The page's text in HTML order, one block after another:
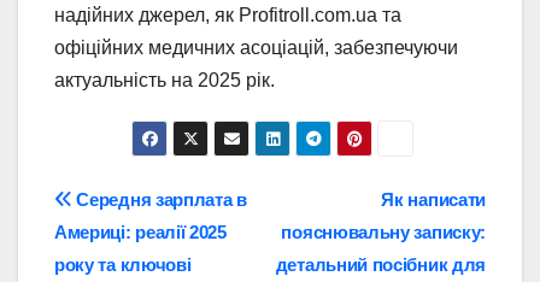
надійних джерел, як Profitroll.com.ua та
офіційних медичних асоціацій, забезпечуючи
актуальність на 2025 рік.
Навігація
записів
Як написати
пояснювальну записку:
детальний посібник для
Середня зарплата в
Америці: реалії 2025
року та ключові